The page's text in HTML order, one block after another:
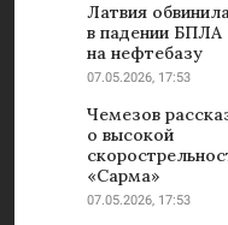
Латвия
в падении БПЛА
на нефтебазу
07.05.2026, 17:53
Чемезов
о высокой
«Сарма»
07.05.2026, 17:53